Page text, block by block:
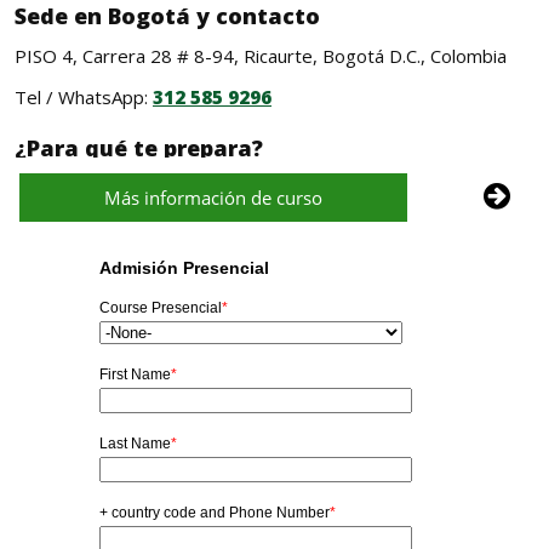
Más información de curso 